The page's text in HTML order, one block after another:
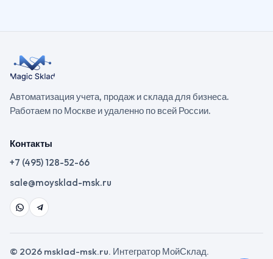
Автоматизация учета, продаж и склада для бизнеса.
Работаем по Москве и удаленно по всей России.
Контакты
+7 (495) 128-52-66
sale@moysklad-msk.ru
© 2026 msklad-msk.ru. Интегратор МойСклад.